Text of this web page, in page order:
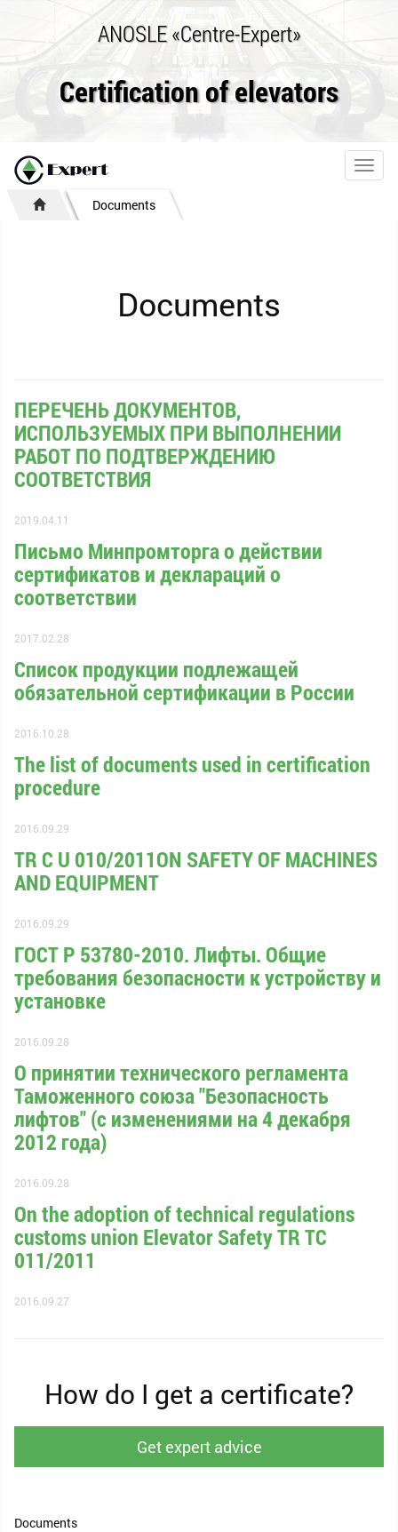
ANOSLE «Centre-Expert»
Certification of elevators
Documents
Documents
ПЕРЕЧЕНЬ ДОКУМЕНТОВ,
ИСПОЛЬЗУЕМЫХ ПРИ ВЫПОЛНЕНИИ
РАБОТ ПО ПОДТВЕРЖДЕНИЮ
СООТВЕТСТВИЯ
2019.04.11
Письмо Минпромторга о действии
сертификатов и деклараций о
соответствии
2017.02.28
Список продукции подлежащей
обязательной сертификации в России
2016.10.28
The list of documents used in certification
procedure
2016.09.29
TR С U 010/2011ON SAFETY OF MACHINES
AND EQUIPMENT
2016.09.29
ГОСТ Р 53780-2010. Лифты. Общие
требования безопасности к устройству и
установке
2016.09.28
О принятии технического регламента
Таможенного союза "Безопасность
лифтов" (с изменениями на 4 декабря
2012 года)
2016.09.28
On the adoption of technical regulations
customs union Elevator Safety TR TC
011/2011
2016.09.27
How do I get a certificate?
Get expert advice
Documents